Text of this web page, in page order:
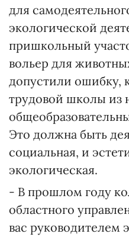
для
экологической
пришкольный
вольер для
допустили ошибку,
трудовой школы из
Это должна быть
социальная, и
экологическая.
- В прошлом году
областного
вас руководителем